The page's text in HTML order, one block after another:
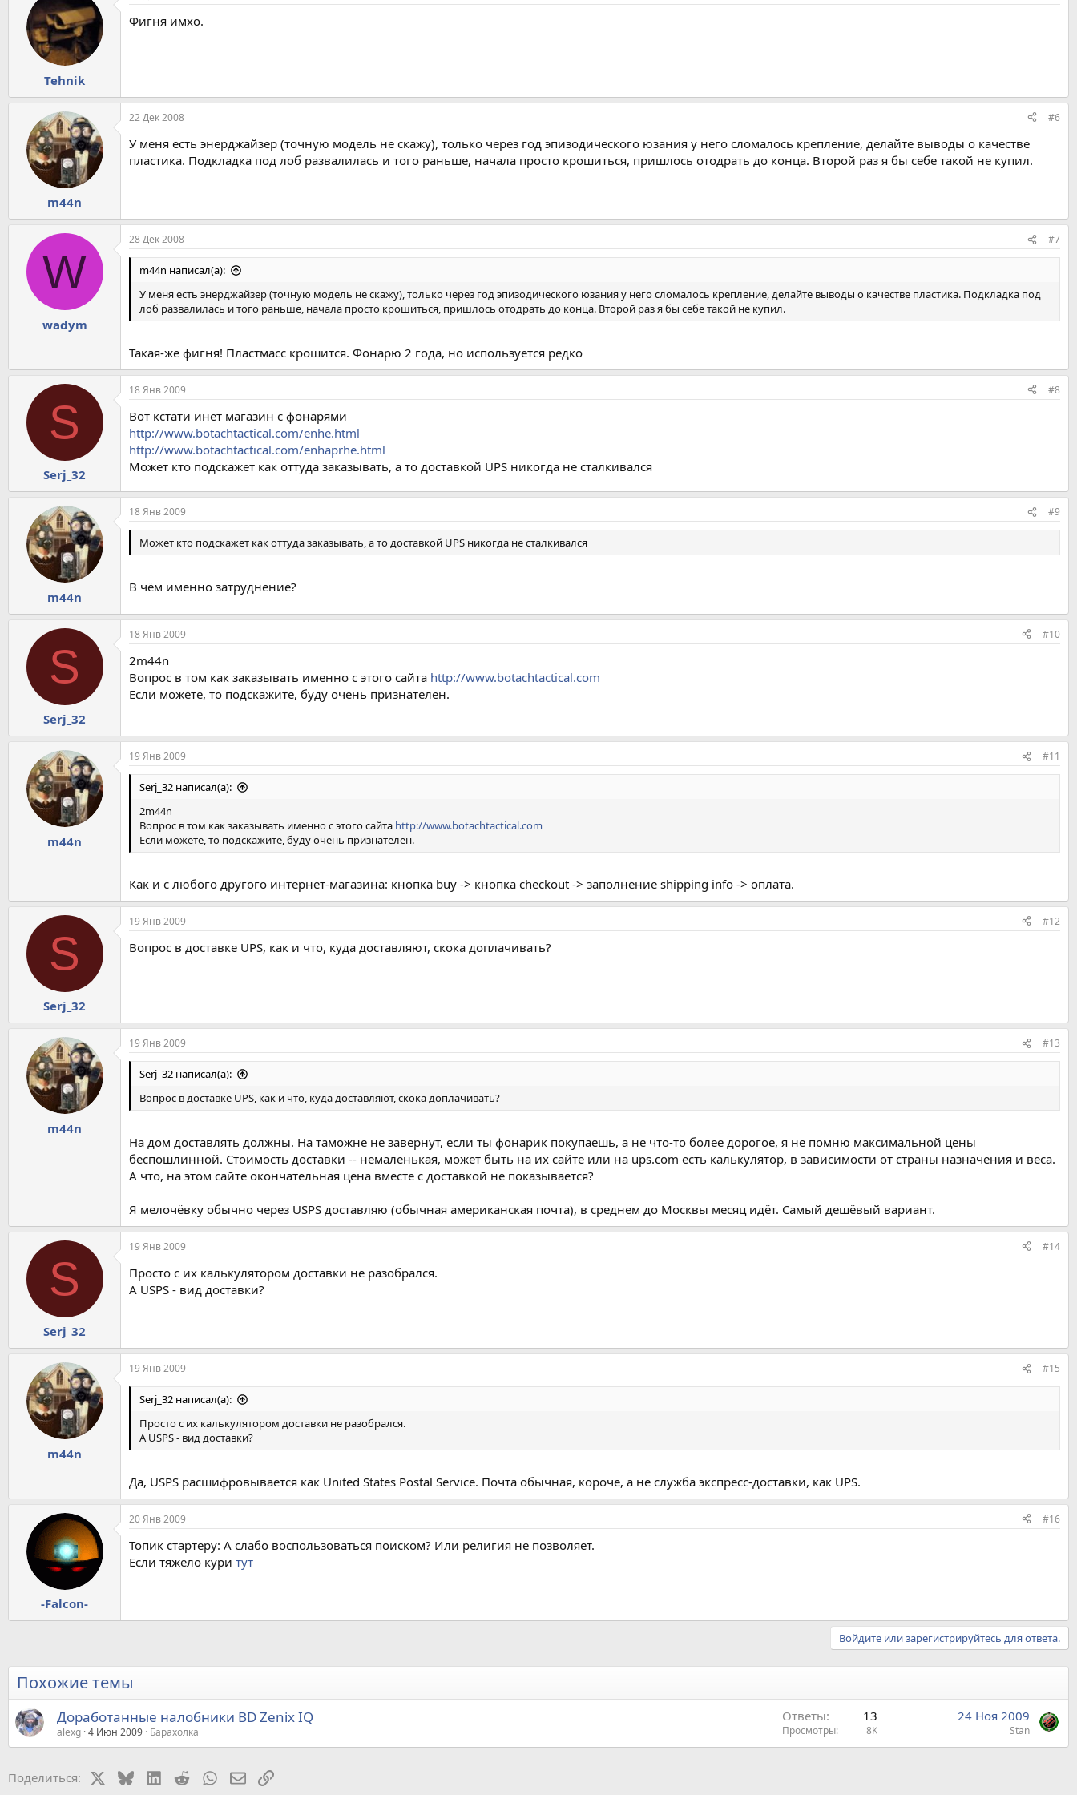
Tehnik
Фигня имхо.
m44n
22 Дек 2008 #6
У меня есть энерджайзер (точную модель не скажу), только через год эпизодического юзания у него сломалось крепление, делайте выводы о качестве
пластика. Подкладка под лоб развалилась и того раньше, начала просто крошиться, пришлось отодрать до конца. Второй раз я бы себе такой не купил.
W
wadym
28 Дек 2008 #7
m44n написал(а):
У меня есть энерджайзер (точную модель не скажу), только через год эпизодического юзания у него сломалось крепление, делайте выводы о качестве пластика. Подкладка под
лоб развалилась и того раньше, начала просто крошиться, пришлось отодрать до конца. Второй раз я бы себе такой не купил.
Такая-же фигня! Пластмасс крошится. Фонарю 2 года, но используется редко
S
Serj_32
18 Янв 2009 #8
Вот кстати инет магазин с фонарями
http://www.botachtactical.com/enhe.html
http://www.botachtactical.com/enhaprhe.html
Может кто подскажет как оттуда заказывать, а то доставкой UPS никогда не сталкивался
m44n
18 Янв 2009 #9
Может кто подскажет как оттуда заказывать, а то доставкой UPS никогда не сталкивался
В чём именно затруднение?
S
Serj_32
18 Янв 2009 #10
2m44n
Вопрос в том как заказывать именно с этого сайта http://www.botachtactical.com
Если можете, то подскажите, буду очень признателен.
m44n
19 Янв 2009 #11
Serj_32 написал(а):
2m44n
Вопрос в том как заказывать именно с этого сайта http://www.botachtactical.com
Если можете, то подскажите, буду очень признателен.
Как и с любого другого интернет-магазина: кнопка buy -> кнопка checkout -> заполнение shipping info -> оплата.
S
Serj_32
19 Янв 2009 #12
Вопрос в доставке UPS, как и что, куда доставляют, скока доплачивать?
m44n
19 Янв 2009 #13
Serj_32 написал(а):
Вопрос в доставке UPS, как и что, куда доставляют, скока доплачивать?
На дом доставлять должны. На таможне не завернут, если ты фонарик покупаешь, а не что-то более дорогое, я не помню максимальной цены
беспошлинной. Стоимость доставки -- немаленькая, может быть на их сайте или на ups.com есть калькулятор, в зависимости от страны назначения и веса.
А что, на этом сайте окончательная цена вместе с доставкой не показывается?
Я мелочёвку обычно через USPS доставляю (обычная американская почта), в среднем до Москвы месяц идёт. Самый дешёвый вариант.
S
Serj_32
19 Янв 2009 #14
Просто с их калькулятором доставки не разобрался.
А USPS - вид доставки?
m44n
19 Янв 2009 #15
Serj_32 написал(а):
Просто с их калькулятором доставки не разобрался.
А USPS - вид доставки?
Да, USPS расшифровывается как United States Postal Service. Почта обычная, короче, а не служба экспресс-доставки, как UPS.
-Falcon-
20 Янв 2009 #16
Топик стартеру: А слабо воспользоваться поиском? Или религия не позволяет.
Если тяжело кури тут
Войдите или зарегистрируйтесь для ответа.
Похожие темы
Доработанные налобники BD Zenix IQ
alexg 4 Июн 2009 Барахолка
Ответы 13
Просмотры 8K
24 Ноя 2009
Stan
Поделиться: BlueskyLinkedIn
Reddit WhatsApp
Электронная почта
Ссылка